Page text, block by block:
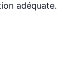
adéquate.